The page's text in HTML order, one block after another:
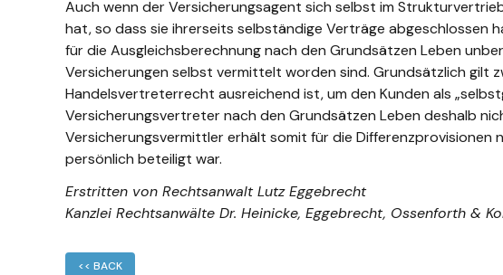
Auch wenn der Versicherungsagent sich selbst im
hat, so dass sie ihrerseits selbständige Verträge abgeschlossen
für die Ausgleichsberechnung nach den Grundsätzen Leben
Versicherungen selbst vermittelt worden sind. Grundsätzlich gilt
Handelsvertreterrecht ausreichend ist, um den Kunden als
Versicherungsvertreter nach den Grundsätzen Leben deshalb
Versicherungsvermittler erhält somit für die Differenzprovisionen
persönlich beteiligt war.
Erstritten von Rechtsanwalt Lutz Eggebrecht
Kanzlei Rechtsanwälte Dr. Heinicke, Eggebrecht, Ossenforth &
<< BACK